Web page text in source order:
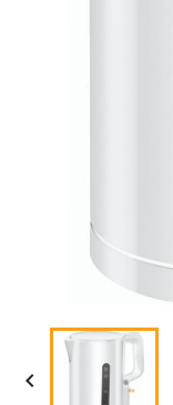
